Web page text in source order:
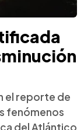
el reporte de
fenómenos
del Atlántico